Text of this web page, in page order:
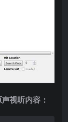
视听内容：